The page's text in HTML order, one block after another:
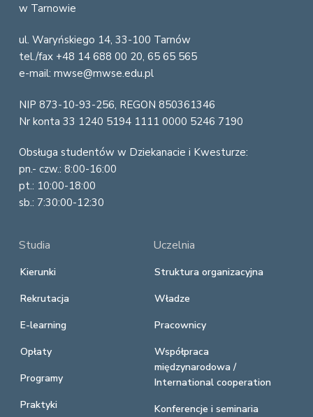
w Tarnowie
ul. Waryńskiego 14, 33-100 Tarnów
tel./fax +48 14 688 00 20, 65 65 565
e-mail: mwse@mwse.edu.pl
NIP 873-10-93-256, REGON 850361346
Nr konta 33 1240 5194 1111 0000 5246 7190
Obsługa studentów w Dziekanacie i Kwesturze:
pn.- czw.: 8:00-16:00
pt.: 10:00-18:00
sb.: 7:30:00-12:30
Studia
Kierunki
Rekrutacja
E-learning
Opłaty
Programy
Praktyki
Uczelnia
Struktura organizacyjna
Władze
Pracownicy
Współpraca
międzynarodowa /
International cooperation
Konferencje i seminaria